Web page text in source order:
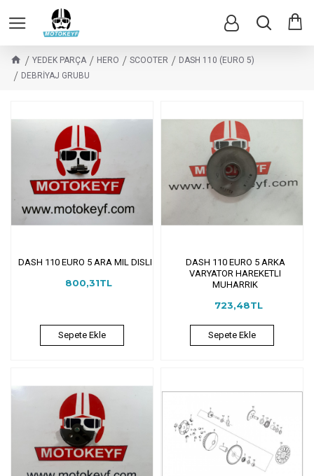
YEDEK PARÇA HERO SCOOTER
DASH 110 (EURO 5)
DEBRİYAJ GRUBU
DASH 110 EURO 5 ARA MIL DISLI
800,31TL
Sepete Ekle
DASH 110 EURO 5 ARKA
VARYATOR HAREKETLI
MUHARRIK
723,48TL
Sepete Ekle